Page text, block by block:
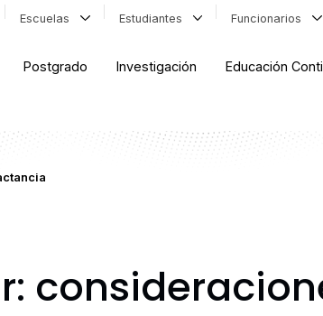
Escuelas Estudiantes Funcionarios
Postgrado Investigación Educación